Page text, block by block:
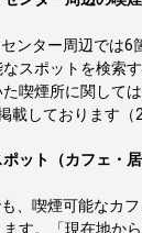
ンター周辺では6
スポットを検索
喫煙所に関して
載しております（
ット（カフェ・
、喫煙可能なカ
す。「現在地か